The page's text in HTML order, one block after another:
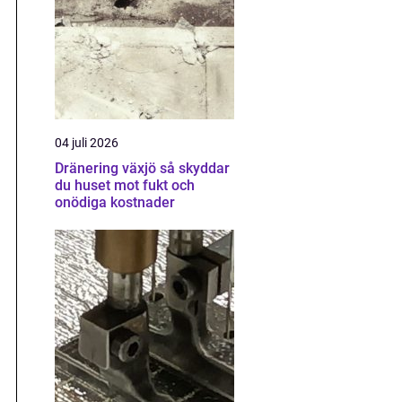
04 juli 2026
Dränering växjö så skyddar
du huset mot fukt och
onödiga kostnader